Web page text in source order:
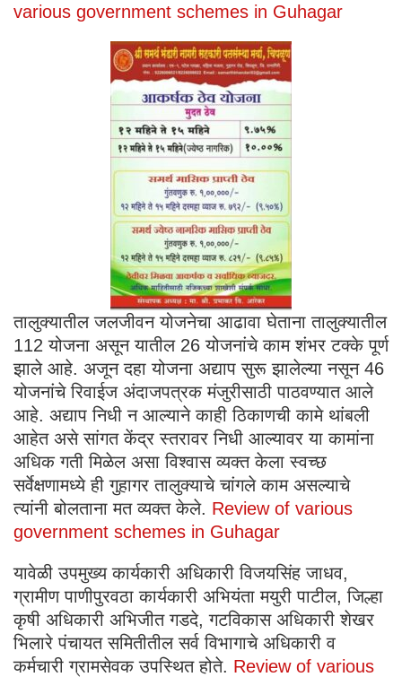
various government schemes in Guhagar
तालुक्यातील जलजीवन योजनेचा आढावा घेताना तालुक्यातील
112 योजना असून यातील 26 योजनांचे काम शंभर टक्के पूर्ण
झाले आहे. अजून दहा योजना अद्याप सुरू झालेल्या नसून 46
योजनांचे रिवाईज अंदाजपत्रक मंजुरीसाठी पाठवण्यात आले
आहे. अद्याप निधी न आल्याने काही ठिकाणची कामे थांबली
आहेत असे सांगत केंद्र स्तरावर निधी आल्यावर या कामांना
अधिक गती मिळेल असा विश्वास व्यक्त केला स्वच्छ
सर्वेक्षणामध्ये ही गुहागर तालुक्याचे चांगले काम असल्याचे
त्यांनी बोलताना मत व्यक्त केले. Review of various
government schemes in Guhagar
यावेळी उपमुख्य कार्यकारी अधिकारी विजयसिंह जाधव,
ग्रामीण पाणीपुरवठा कार्यकारी अभियंता मयुरी पाटील, जिल्हा
कृषी अधिकारी अभिजीत गडदे, गटविकास अधिकारी शेखर
भिलारे पंचायत समितीतील सर्व विभागाचे अधिकारी व
कर्मचारी ग्रामसेवक उपस्थित होते. Review of various